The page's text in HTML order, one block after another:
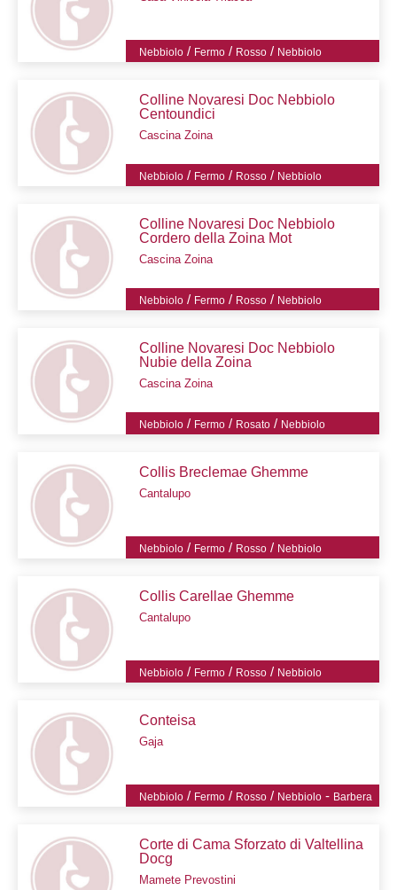
Nebbiolo / Fermo / Rosso / Nebbiolo
Colline Novaresi Doc Nebbiolo
Centoundici
Cascina Zoina
Nebbiolo / Fermo / Rosso / Nebbiolo
Colline Novaresi Doc Nebbiolo
Cordero della Zoina Mot
Cascina Zoina
Nebbiolo / Fermo / Rosso / Nebbiolo
Colline Novaresi Doc Nebbiolo
Nubie della Zoina
Cascina Zoina
Nebbiolo / Fermo / Rosato / Nebbiolo
Collis Breclemae Ghemme
Cantalupo
Nebbiolo / Fermo / Rosso / Nebbiolo
Collis Carellae Ghemme
Cantalupo
Nebbiolo / Fermo / Rosso / Nebbiolo
Conteisa
Gaja
Nebbiolo / Fermo / Rosso / Nebbiolo - Barbera
Corte di Cama Sforzato di Valtellina
Docg
Mamete Prevostini